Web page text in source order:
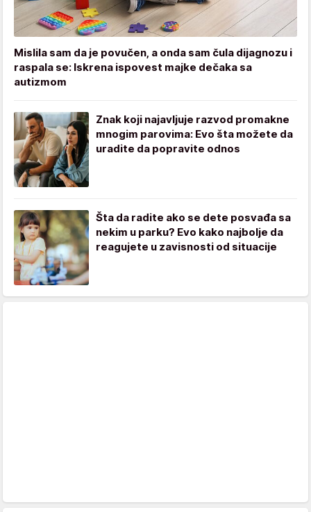
Mislila sam da je povučen, a onda sam čula dijagnozu i
raspala se: Iskrena ispovest majke dečaka sa
autizmom
Znak koji najavljuje razvod promakne
mnogim parovima: Evo šta možete da
uradite da popravite odnos
Šta da radite ako se dete posvađa sa
nekim u parku? Evo kako najbolje da
reagujete u zavisnosti od situacije